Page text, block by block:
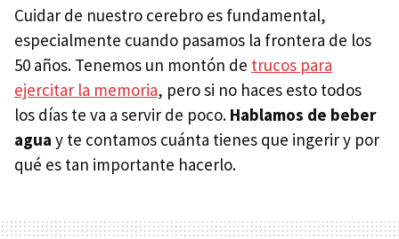
Cuidar de nuestro cerebro es fundamental,
especialmente cuando pasamos la frontera de los
50 años. Tenemos un montón de trucos para
ejercitar la memoria, pero si no haces esto todos
los días te va a servir de poco. Hablamos de beber
agua y te contamos cuánta tienes que ingerir y por
qué es tan importante hacerlo.